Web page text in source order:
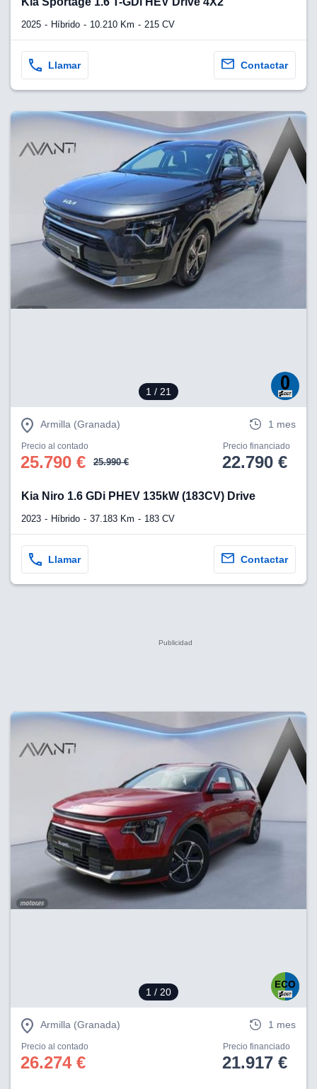
2025 Híbrido 10.210 Km 215 CV
Llamar Contactar
1 / 21
Armilla (Granada) 1 mes
Precio al contado
25.790 € 25.990 €
Precio financiado
22.790 €
Kia Niro 1.6 GDi PHEV 135kW (183CV) Drive
2023 Híbrido 37.183 Km 183 CV
Llamar Contactar
1 / 20
Armilla (Granada) 1 mes
Precio al contado
26.274 €
Precio financiado
21.917 €